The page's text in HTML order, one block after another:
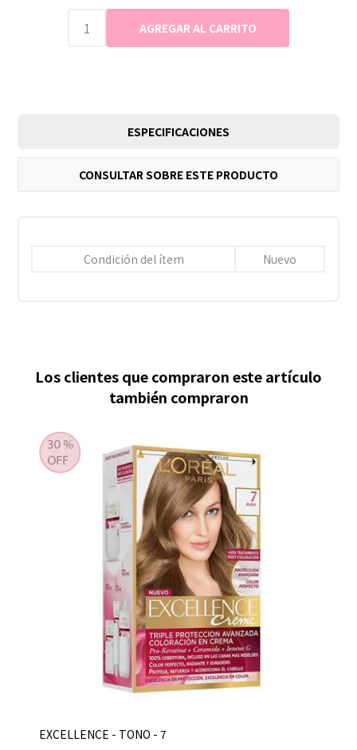
ESPECIFICACIONES
CONSULTAR SOBRE ESTE PRODUCTO
Condición del ítem Nuevo
Los clientes que compraron este artículo
también compraron
EXCELLENCE - TONO - 7